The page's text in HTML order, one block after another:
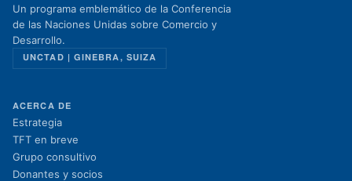
Un programa emblemático de la Conferencia
de las Naciones Unidas sobre Comercio y
Desarrollo.
UNCTAD | GINEBRA, SUIZA
ACERCA DE
Estrategia
TFT en breve
Grupo consultivo
Donantes y socios